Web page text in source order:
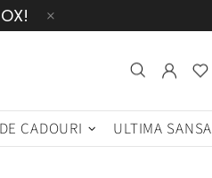
CADOURI ULTIMA SANSA